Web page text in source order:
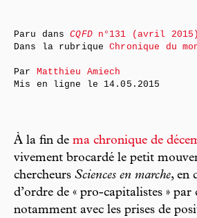
À la fin de ma chronique de
vivement brocardé le petit
chercheurs Sciences en marche, en
d’ordre de « pro-capitalistes »
notamment avec les prises de
Paru dansCQFDn°131 (avril 2015)
Dans la rubriqueChronique du
Par Matthieu Amiech
Mis en ligne le 14.05.2015